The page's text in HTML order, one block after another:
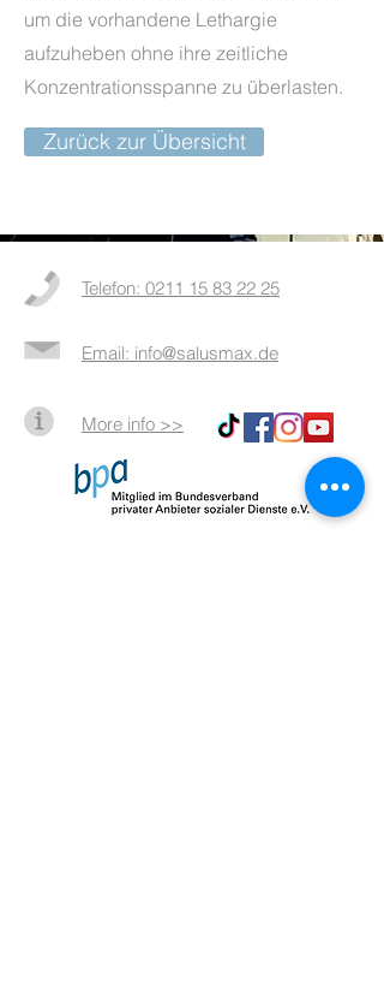
um die vorhandene Lethargie
aufzuheben ohne ihre zeitliche
Konzentrationsspanne zu überlasten.
Zurück zur Übersicht
Telefon: 0211 15 83 22 25
Email: info@salusmax.de
More info >>